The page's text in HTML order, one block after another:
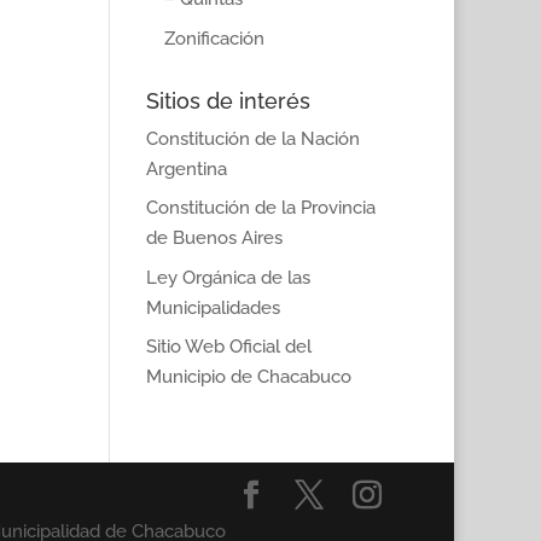
Zonificación
Sitios de interés
Constitución de la Nación
Argentina
Constitución de la Provincia
de Buenos Aires
Ley Orgánica de las
Municipalidades
Sitio Web Oficial del
Municipio de Chacabuco
de Chacabuco